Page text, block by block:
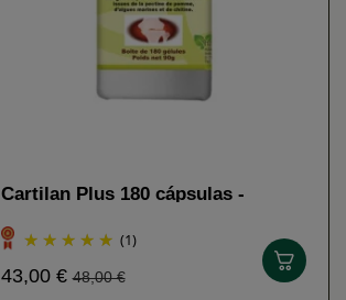
Cartilan Plus 180 cápsulas -
(1)
43,00 €48,00 €